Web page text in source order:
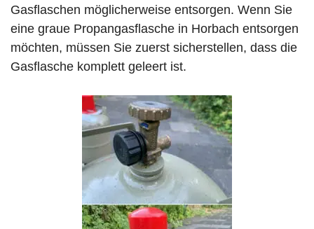
Gasflaschen möglicherweise entsorgen. Wenn Sie
eine graue Propangasflasche in Horbach entsorgen
möchten, müssen Sie zuerst sicherstellen, dass die
Gasflasche komplett geleert ist.